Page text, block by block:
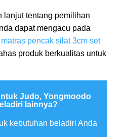
lanjut tentang pemilihan
dapat mengacu pada
pencak silat 3cm set
produk berkualitas untuk
Judo, Yongmoodo
lainnya?
kebutuhan beladiri Anda